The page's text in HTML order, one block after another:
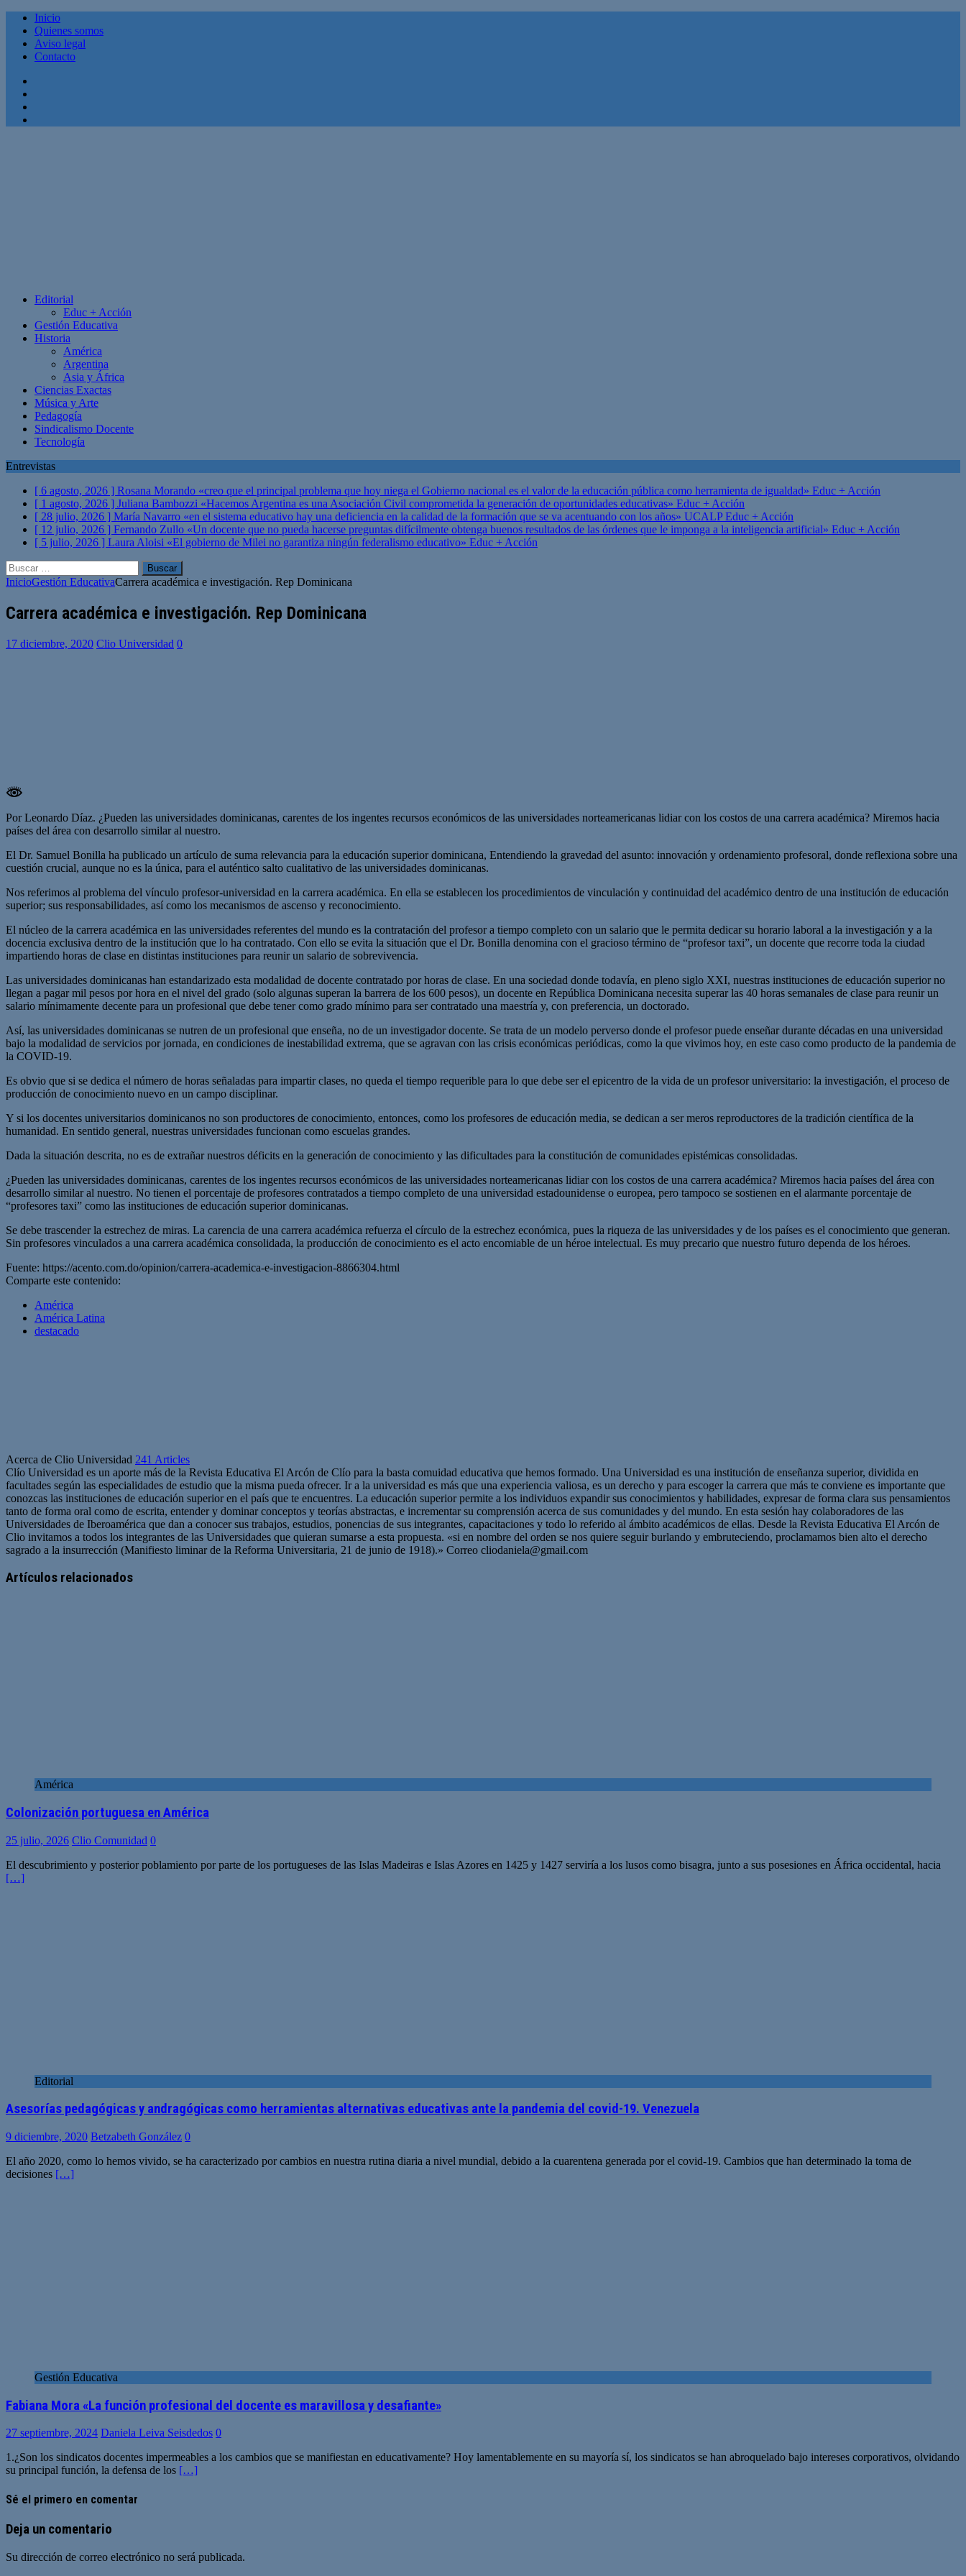
Inicio
Quienes somos
Aviso legal
Contacto
Editorial
Educ + Acción
Gestión Educativa
Historia
América
Argentina
Asia y África
Ciencias Exactas
Música y Arte
Pedagogía
Sindicalismo Docente
Tecnología
Entrevistas
[ 6 agosto, 2026 ] Rosana Morando «creo que el principal problema que hoy niega el Gobierno nacional es el valor de la educación pública como herramienta de igualdad» Educ + Acción
[ 1 agosto, 2026 ] Juliana Bambozzi «Hacemos Argentina es una Asociación Civil comprometida la generación de oportunidades educativas» Educ + Acción
[ 28 julio, 2026 ] María Navarro «en el sistema educativo hay una deficiencia en la calidad de la formación que se va acentuando con los años» UCALPEduc + Acción
[ 12 julio, 2026 ] Fernando Zullo «Un docente que no pueda hacerse preguntas difícilmente obtenga buenos resultados de las órdenes que le imponga a la inteligencia artificial» Educ + Acción
[ 5 julio, 2026 ] Laura Aloisi «El gobierno de Milei no garantiza ningún federalismo educativo» Educ + Acción
Buscar:
InicioGestión EducativaCarrera académica e investigación. Rep Dominicana
Carrera académica e investigación. Rep Dominicana
17 diciembre, 2020 Clio Universidad 0
Por Leonardo Díaz. ¿Pueden las universidades dominicanas, carentes de los ingentes recursos económicos de las universidades norteamericanas lidiar con los costos de una carrera académica? Miremos hacia
países del área con desarrollo similar al nuestro.
El Dr. Samuel Bonilla ha publicado un artículo de suma relevancia para la educación superior dominicana, Entendiendo la gravedad del asunto: innovación y ordenamiento profesoral, donde reflexiona sobre una
cuestión crucial, aunque no es la única, para el auténtico salto cualitativo de las universidades dominicanas.
Nos referimos al problema del vínculo profesor-universidad en la carrera académica. En ella se establecen los procedimientos de vinculación y continuidad del académico dentro de una institución de educación
superior; sus responsabilidades, así como los mecanismos de ascenso y reconocimiento.
El núcleo de la carrera académica en las universidades referentes del mundo es la contratación del profesor a tiempo completo con un salario que le permita dedicar su horario laboral a la investigación y a la
docencia exclusiva dentro de la institución que lo ha contratado. Con ello se evita la situación que el Dr. Bonilla denomina con el gracioso término de “profesor taxi”, un docente que recorre toda la ciudad
impartiendo horas de clase en distintas instituciones para reunir un salario de sobrevivencia.
Las universidades dominicanas han estandarizado esta modalidad de docente contratado por horas de clase. En una sociedad donde todavía, en pleno siglo XXI, nuestras instituciones de educación superior no
llegan a pagar mil pesos por hora en el nivel del grado (solo algunas superan la barrera de los 600 pesos), un docente en República Dominicana necesita superar las 40 horas semanales de clase para reunir un
salario mínimamente decente para un profesional que debe tener como grado mínimo para ser contratado una maestría y, con preferencia, un doctorado.
Así, las universidades dominicanas se nutren de un profesional que enseña, no de un investigador docente. Se trata de un modelo perverso donde el profesor puede enseñar durante décadas en una universidad
bajo la modalidad de servicios por jornada, en condiciones de inestabilidad extrema, que se agravan con las crisis económicas periódicas, como la que vivimos hoy, en este caso como producto de la pandemia de
la COVID-19.
Es obvio que si se dedica el número de horas señaladas para impartir clases, no queda el tiempo requerible para lo que debe ser el epicentro de la vida de un profesor universitario: la investigación, el proceso de
producción de conocimiento nuevo en un campo disciplinar.
Y si los docentes universitarios dominicanos no son productores de conocimiento, entonces, como los profesores de educación media, se dedican a ser meros reproductores de la tradición científica de la
humanidad. En sentido general, nuestras universidades funcionan como escuelas grandes.
Dada la situación descrita, no es de extrañar nuestros déficits en la generación de conocimiento y las dificultades para la constitución de comunidades epistémicas consolidadas.
¿Pueden las universidades dominicanas, carentes de los ingentes recursos económicos de las universidades norteamericanas lidiar con los costos de una carrera académica? Miremos hacia países del área con
desarrollo similar al nuestro. No tienen el porcentaje de profesores contratados a tiempo completo de una universidad estadounidense o europea, pero tampoco se sostienen en el alarmante porcentaje de
“profesores taxi” como las instituciones de educación superior dominicanas.
Se debe trascender la estrechez de miras. La carencia de una carrera académica refuerza el círculo de la estrechez económica, pues la riqueza de las universidades y de los países es el conocimiento que generan.
Sin profesores vinculados a una carrera académica consolidada, la producción de conocimiento es el acto encomiable de un héroe intelectual. Es muy precario que nuestro futuro dependa de los héroes.
Fuente: https://acento.com.do/opinion/carrera-academica-e-investigacion-8866304.html
Comparte este contenido:
América
América Latina
destacado
Acerca de Clio Universidad 241 Articles
Clío Universidad es un aporte más de la Revista Educativa El Arcón de Clío para la basta comuidad educativa que hemos formado. Una Universidad es una institución de enseñanza superior, dividida en
facultades según las especialidades de estudio que la misma pueda ofrecer. Ir a la universidad es más que una experiencia valiosa, es un derecho y para escoger la carrera que más te conviene es importante que
conozcas las instituciones de educación superior en el país que te encuentres. La educación superior permite a los individuos expandir sus conocimientos y habilidades, expresar de forma clara sus pensamientos
tanto de forma oral como de escrita, entender y dominar conceptos y teorías abstractas, e incrementar su comprensión acerca de sus comunidades y del mundo. En esta sesión hay colaboradores de las
Universidades de Iberoamérica que dan a conocer sus trabajos, estudios, ponencias de sus integrantes, capacitaciones y todo lo referido al ámbito académicos de ellas. Desde la Revista Educativa El Arcón de
Clio invitamos a todos los integrantes de las Universidades que quieran sumarse a esta propuesta. «si en nombre del orden se nos quiere seguir burlando y embruteciendo, proclamamos bien alto el derecho
sagrado a la insurrección (Manifiesto liminar de la Reforma Universitaria, 21 de junio de 1918).» Correo cliodaniela@gmail.com
Artículos relacionados
América
Colonización portuguesa en América
25 julio, 2026 Clio Comunidad 0
El descubrimiento y posterior poblamiento por parte de los portugueses de las Islas Madeiras e Islas Azores en 1425 y 1427 serviría a los lusos como bisagra, junto a sus posesiones en África occidental, hacia
[…]
Editorial
Asesorías pedagógicas y andragógicas como herramientas alternativas educativas ante la pandemia del covid-19. Venezuela
9 diciembre, 2020 Betzabeth González 0
El año 2020, como lo hemos vivido, se ha caracterizado por cambios en nuestra rutina diaria a nivel mundial, debido a la cuarentena generada por el covid-19. Cambios que han determinado la toma de
decisiones […]
Gestión Educativa
Fabiana Mora «La función profesional del docente es maravillosa y desafiante»
27 septiembre, 2024 Daniela Leiva Seisdedos 0
1.¿Son los sindicatos docentes impermeables a los cambios que se manifiestan en educativamente? Hoy lamentablemente en su mayoría sí, los sindicatos se han abroquelado bajo intereses corporativos, olvidando
su principal función, la defensa de los […]
Sé el primero en comentar
Deja un comentario
Su dirección de correo electrónico no será publicada.